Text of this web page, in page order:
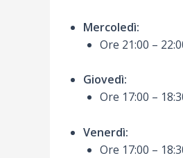
Mercoledì:
Ore 21:00 –
Giovedì:
Ore 17:00 –
Venerdì:
Ore 17:00 –